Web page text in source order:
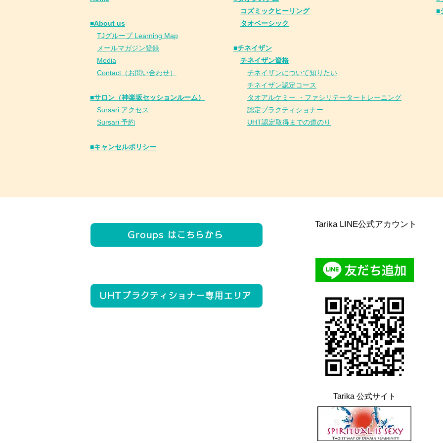
■About us
TJグループ Learning Map
メールマガジン登録
Media
Contact（お問い合わせ）
■サロン（神楽坂セッションルーム）
Sursari アクセス
Sursari 予約
​■キャンセルポリシー
コズミックヒーリング
タオベーシック
■チネイザン
チネイザン資格
チネイザンについて知りたい
チネイザン認定コース
タオアルケミー ・ファシリテータートレーニング
認定プラクティショナー
UHT認定取得までの道のり
■
Groups はこちらから
UHTプラクティショナー専用エリア
Tarika LINE公式アカウント
Tarika 公式サイト